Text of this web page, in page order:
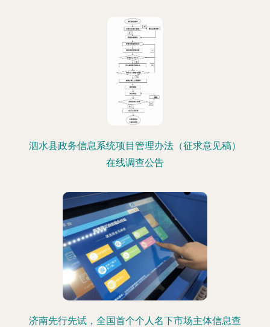
泗水县政务信息系统项目管理办法（征求意见稿）
在线调查公告
济南先行先试，全国首个个人名下市场主体信息查